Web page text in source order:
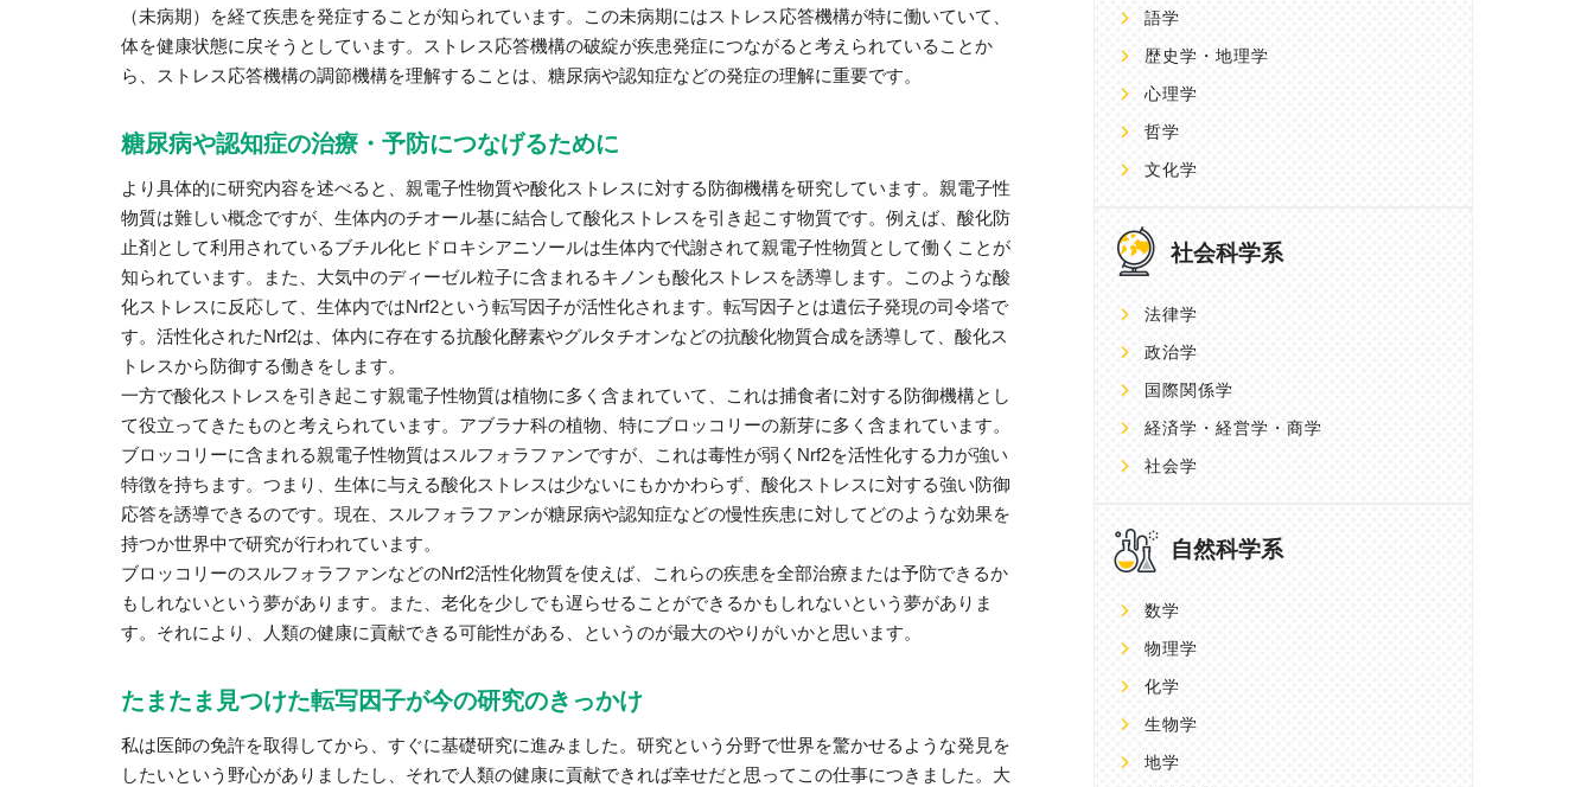
（未病期）を経て疾患を発症することが知られています。この未病期にはストレス応答機構が特に働いていて、
体を健康状態に戻そうとしています。ストレス応答機構の破綻が疾患発症につながると考えられていることか
ら、ストレス応答機構の調節機構を理解することは、糖尿病や認知症などの発症の理解に重要です。
糖尿病や認知症の治療・予防につなげるために
より具体的に研究内容を述べると、親電子性物質や酸化ストレスに対する防御機構を研究しています。親電子性
物質は難しい概念ですが、生体内のチオール基に結合して酸化ストレスを引き起こす物質です。例えば、酸化防
止剤として利用されているブチル化ヒドロキシアニソールは生体内で代謝されて親電子性物質として働くことが
知られています。また、大気中のディーゼル粒子に含まれるキノンも酸化ストレスを誘導します。このような酸
化ストレスに反応して、生体内ではNrf2という転写因子が活性化されます。転写因子とは遺伝子発現の司令塔で
す。活性化されたNrf2は、体内に存在する抗酸化酵素やグルタチオンなどの抗酸化物質合成を誘導して、酸化ス
トレスから防御する働きをします。
一方で酸化ストレスを引き起こす親電子性物質は植物に多く含まれていて、これは捕食者に対する防御機構とし
て役立ってきたものと考えられています。アブラナ科の植物、特にブロッコリーの新芽に多く含まれています。
ブロッコリーに含まれる親電子性物質はスルフォラファンですが、これは毒性が弱くNrf2を活性化する力が強い
特徴を持ちます。つまり、生体に与える酸化ストレスは少ないにもかかわらず、酸化ストレスに対する強い防御
応答を誘導できるのです。現在、スルフォラファンが糖尿病や認知症などの慢性疾患に対してどのような効果を
持つか世界中で研究が行われています。
ブロッコリーのスルフォラファンなどのNrf2活性化物質を使えば、これらの疾患を全部治療または予防できるか
もしれないという夢があります。また、老化を少しでも遅らせることができるかもしれないという夢がありま
す。それにより、人類の健康に貢献できる可能性がある、というのが最大のやりがいかと思います。
たまたま見つけた転写因子が今の研究のきっかけ
私は医師の免許を取得してから、すぐに基礎研究に進みました。研究という分野で世界を驚かせるような発見を
したいという野心がありましたし、それで人類の健康に貢献できれば幸せだと思ってこの仕事につきました。大
語学
歴史学・地理学
心理学
哲学
文化学
社会科学系
法律学
政治学
国際関係学
経済学・経営学・商学
社会学
自然科学系
数学
物理学
化学
生物学
地学